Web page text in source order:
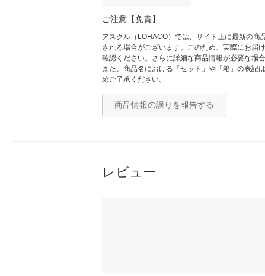
ご注意【免責】
アスクル（LOHACO）では、サイト上に最新の
される場合がございます。このため、実際にお届
確認ください。さらに詳細な商品情報が必要な場
また、商品名における「セット」や「箱」の表記
めご了承ください。
商品情報の誤りを報告する
レビュー